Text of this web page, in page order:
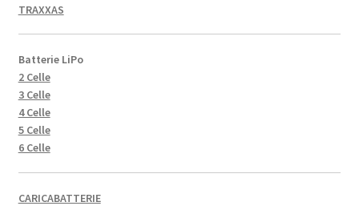
TRAXXAS
Batterie LiPo
2 Celle
3 Celle
4 Celle
5 Celle
6 Celle
CARICABATTERIE